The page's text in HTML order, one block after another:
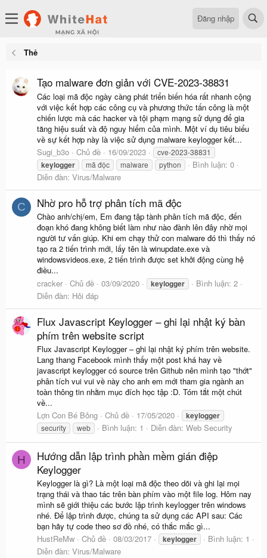
Đăng nhập
Thẻ
Tạo malware đơn giản với CVE-2023-38831
Các loại mã độc ngày càng phát triển biến hóa rất nhanh cộng
với việc kết hợp các công cụ và phương thức tấn công là một
chiến lược mà các hacker và tội phạm mạng sử dụng để gia
tăng hiệu suất và độ nguy hiểm của mình. Một ví dụ tiêu biểu
về sự kết hợp này là việc sử dụng malware keylogger kết...
Sugi_b3o
Chủ đề 16/09/2023 cve-2023-38831
keylogger mã độc malware python
Bình luận: 0
Diễn đàn: Virus/Malware
C Nhờ pro hỗ trợ phân tích mã độc
Chào anh/chị/em, Em đang tập tành phân tích mã độc, đến
đoạn khó đang không biết làm như nào đành lên đây nhờ mọi
người tư vấn giúp. Khi em chạy thử con malware đó thì thấy nó
tạo ra 2 tiến trình mới, lấy tên là winupdate.exe và
windowsvideos.exe, 2 tiến trình được set khởi động cùng hệ
điều...
cracker
Chủ đề 03/09/2020 keylogger
Bình luận: 2
Diễn đàn: Hỏi đáp
Flux Javascript Keylogger – ghi lại nhật ký bàn
phím trên website script
Flux Javascript Keylogger – ghi lại nhật ký phím trên website.
Lang thang Facebook mình thấy một post khá hay về
javascript keylogger có source trên Github nên mình tạo "thớt"
phân tích vui vui về này cho anh em mới tham gia ngành an
toàn thông tin nhằm mục đích học tập :D. Tóm tắt một chút
về...
Lợn Con Bé Bỏng
Chủ đề 17/05/2020 keylogger
security web Bình luận: 1 Diễn đàn: Web Security
H
Hướng dẫn lập trình phần mềm gián điệp
Keylogger
Keylogger là gì? Là một loại mã độc theo dõi và ghi lại mọi
trạng thái và thao tác trên bàn phím vào một file log. Hôm nay
mình sẽ giới thiệu các bước lập trình keylogger trên windows
nhé. Để lập trình được, chúng ta sử dụng các API sau: Các
bạn hãy tự code theo sơ đồ nhé, có thắc mắc gì...
HustReMw
Chủ đề 08/03/2017 keylogger
Bình luận: 1
Diễn đàn: Virus/Malware